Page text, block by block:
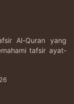
Al-Quran yang
tafsir ayat-